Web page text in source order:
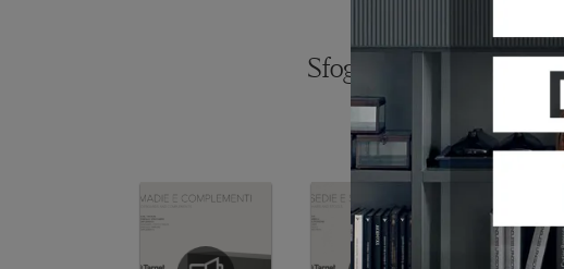
Sfoglia i cataloghi